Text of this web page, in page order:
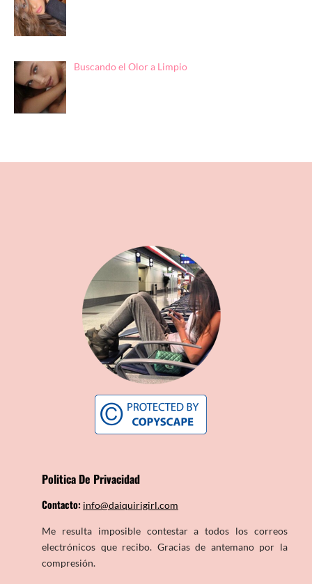
Buscando el Olor a Limpio
Politica De Privacidad
Contacto: info@daiquirigirl.com
Me resulta imposible contestar a todos los correos
electrónicos que recibo. Gracias de antemano por la
compresión.